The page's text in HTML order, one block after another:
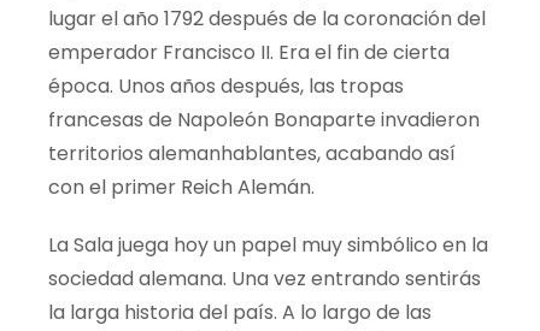
lugar el año 1792 después de la coronación del
emperador Francisco II. Era el fin de cierta
época. Unos años después, las tropas
francesas de Napoleón Bonaparte invadieron
territorios alemanhablantes, acabando así
con el primer Reich Alemán.
La Sala juega hoy un papel muy simbólico en la
sociedad alemana. Una vez entrando sentirás
la larga historia del país. A lo largo de las